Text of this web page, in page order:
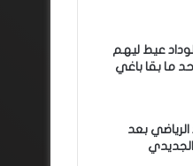
عيط ليهم
ما بقا باغي
الرياضي بعد